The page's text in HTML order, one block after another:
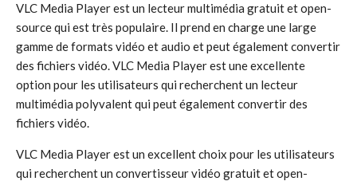
VLC Media Player est un lecteur multimédia gratuit et open-
source qui est très populaire. Il prend en charge une large
gamme de formats vidéo et audio et peut également convertir
des fichiers vidéo. VLC Media Player est une excellente
option pour les utilisateurs qui recherchent un lecteur
multimédia polyvalent qui peut également convertir des
fichiers vidéo.
VLC Media Player est un excellent choix pour les utilisateurs
qui recherchent un convertisseur vidéo gratuit et open-